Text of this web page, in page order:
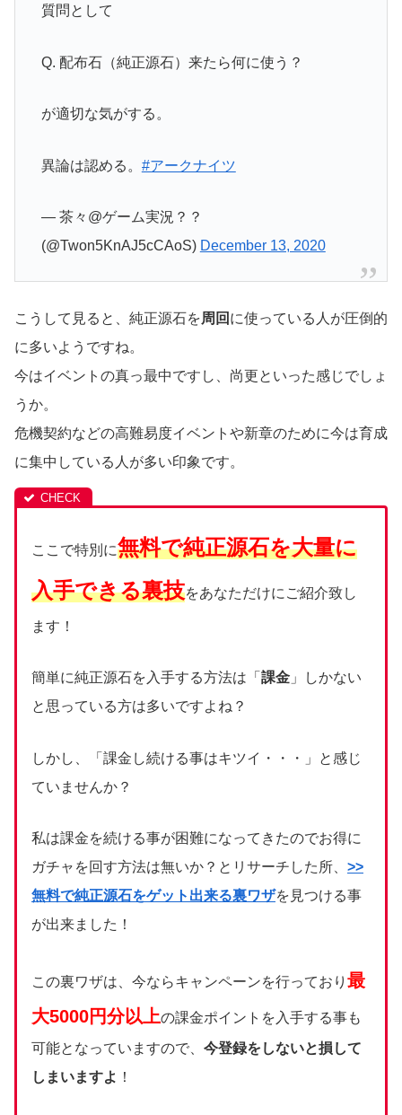
質問として
Q. 配布石（純正源石）来たら何に使う？
が適切な気がする。
異論は認める。 #アークナイツ
— 茶々@ゲーム実況？？
(@Twon5KnAJ5cCAoS) December 13, 2020
こうして見ると、純正源石を周回 に使っている人が圧倒的
に多いようですね。
今はイベントの真っ最中ですし、尚更といった感じでしょ
うか。
危機契約などの高難易度イベントや新章のために今は育成
に集中している人が多い印象です。
ここで特別に無料で純正源石を大量に
入手できる裏技をあなただけにご紹介致し
ます！
簡単に純正源石を入手する方法は「 課金 」しかない
と思っている方は多いですよね？
しかし、「課金し続ける事はキツイ・・・」と感じ
ていませんか？
私は課金を続ける事が困難になってきたのでお得に
ガチャを回す方法は無いか？とリサーチした所、 >>
無料で純正源石をゲット出来る裏ワザを見つける事
が出来ました！
この裏ワザは、今ならキャンペーンを行っており 最
大5000円分以上の課金ポイントを入手する事も
可能となっていますので、 今登録をしないと損して
しまいますよ ！